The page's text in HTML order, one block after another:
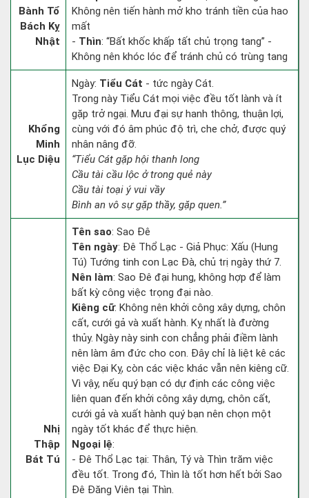
Bành Tổ
Bách Kỵ
Nhật
Không nên tiến hành mở kho tránh tiền của hao
mất
- Thìn: “Bất khốc khấp tất chủ trọng tang” -
Không nên khóc lóc để tránh chủ có trùng tang
Khổng
Minh
Lục Diệu
Ngày: Tiểu Cát - tức ngày Cát.
Trong này Tiểu Cát mọi việc đều tốt lành và ít
gặp trở ngại. Mưu đại sự hanh thông, thuận lợi,
cùng với đó âm phúc độ trì, che chở, được quý
nhân nâng đỡ.
“Tiểu Cát gặp hội thanh long
Cầu tài cầu lộc ở trong quẻ này
Cầu tài toại ý vui vầy
Bình an vô sự gặp thầy, gặp quen.”
Nhị
Thập
Bát Tú
Tên sao: Sao Đê
Tên ngày: Đê Thổ Lạc - Giả Phục: Xấu (Hung
Tú) Tướng tinh con Lạc Đà, chủ trị ngày thứ 7.
Nên làm: Sao Đê đại hung, không hợp để làm
bất kỳ công việc trọng đại nào.
Kiêng cữ: Không nên khởi công xây dựng, chôn
cất, cưới gả và xuất hành. Kỵ nhất là đường
thủy. Ngày này sinh con chẳng phải điềm lành
nên làm âm đức cho con. Đây chỉ là liệt kê các
việc Đại Kỵ, còn các việc khác vẫn nên kiêng cữ.
Vì vậy, nếu quý bạn có dự định các công việc
liên quan đến khởi công xây dựng, chôn cất,
cưới gả và xuất hành quý bạn nên chọn một
ngày tốt khác để thực hiện.
Ngoại lệ:
- Đê Thổ Lạc tại: Thân, Tý và Thìn trăm việc
đều tốt. Trong đó, Thìn là tốt hơn hết bởi Sao
Đê Đăng Viên tại Thìn.